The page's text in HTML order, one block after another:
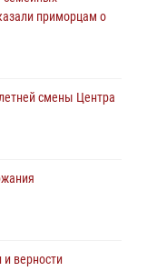
гражданам, как
приморцам о
смены Центра
верности